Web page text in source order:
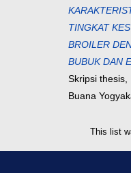
TINGKAT
BROILER
BUBUK DAN
Skripsi thesis,
Buana
This list